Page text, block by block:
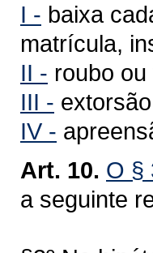
I - baixa
matrícula,
II - roubo ou
III -
IV -
Art. 10. O §
a seguinte